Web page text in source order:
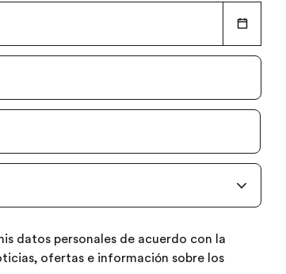
datos personales de acuerdo con la
ofertas e información sobre los